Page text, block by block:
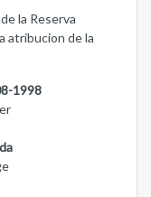
la Reserva
atribucion de la
1998